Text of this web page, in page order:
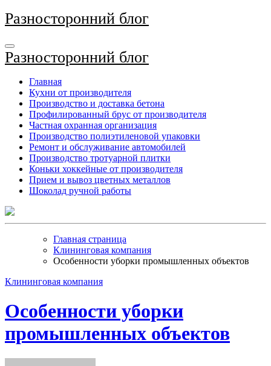
Перейти
к
Разносторонний блог
Разносторонний блог
Главная
Кухни от производителя
Производство и доставка бетона
Профилированный брус от производителя
Частная охранная организация
Производство полиэтиленовой упаковки
Ремонт и обслуживание автомобилей
Производство тротуарной плитки
Коньки хоккейные от производителя
Прием и вывоз цветных металлов
Шоколад ручной работы
Главная страница
Клининговая компания
Особенности уборки промышленных объектов
Клининговая компания
Особенности уборки
промышленных объектов